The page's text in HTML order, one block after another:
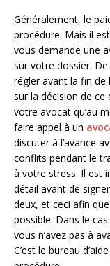
Généralement, le
procédure. Mais il
vous demande une
sur votre dossier.
régler avant la fin
sur la décision de ce
votre avocat qu’au
faire appel à un
discuter à l’avance
conflits pendant le
à votre stress. Il est
détail avant de
deux, et ceci afin
possible. Dans le
vous n’avez pas à
C’est le bureau